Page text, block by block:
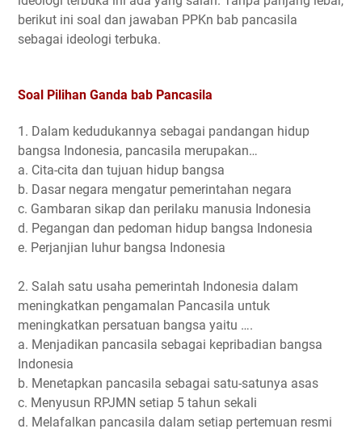
berikut ini soal dan jawaban PPKn bab pancasila
sebagai ideologi terbuka.
Soal Pilihan Ganda bab Pancasila
1. Dalam kedudukannya sebagai pandangan hidup
bangsa Indonesia, pancasila merupakan…
a. Cita-cita dan tujuan hidup bangsa
b. Dasar negara mengatur pemerintahan negara
c. Gambaran sikap dan perilaku manusia Indonesia
d. Pegangan dan pedoman hidup bangsa Indonesia
e. Perjanjian luhur bangsa Indonesia
2. Salah satu usaha pemerintah Indonesia dalam
meningkatkan pengamalan Pancasila untuk
meningkatkan persatuan bangsa yaitu ….
a. Menjadikan pancasila sebagai kepribadian bangsa
Indonesia
b. Menetapkan pancasila sebagai satu-satunya asas
c. Menyusun RPJMN setiap 5 tahun sekali
d. Melafalkan pancasila dalam setiap pertemuan resmi